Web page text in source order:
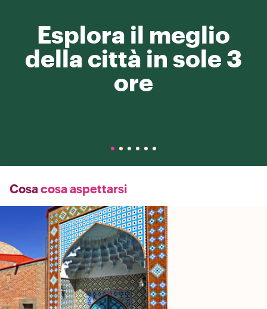
Esplora il meglio
della città in sole 3
ore
Cosa cosa aspettarsi